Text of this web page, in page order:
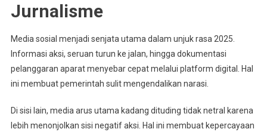
Jurnalisme
Media sosial menjadi senjata utama dalam unjuk rasa 2025.
Informasi aksi, seruan turun ke jalan, hingga dokumentasi
pelanggaran aparat menyebar cepat melalui platform digital. Hal
ini membuat pemerintah sulit mengendalikan narasi.
Di sisi lain, media arus utama kadang dituding tidak netral karena
lebih menonjolkan sisi negatif aksi. Hal ini membuat kepercayaan